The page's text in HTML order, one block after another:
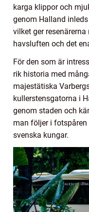
karga klippor och
genom Halland
vilket ger
havsluften och det
För den som är
rik historia med
majestätiska
kullerstensgatorna i
genom staden och
man följer i
svenska kungar.